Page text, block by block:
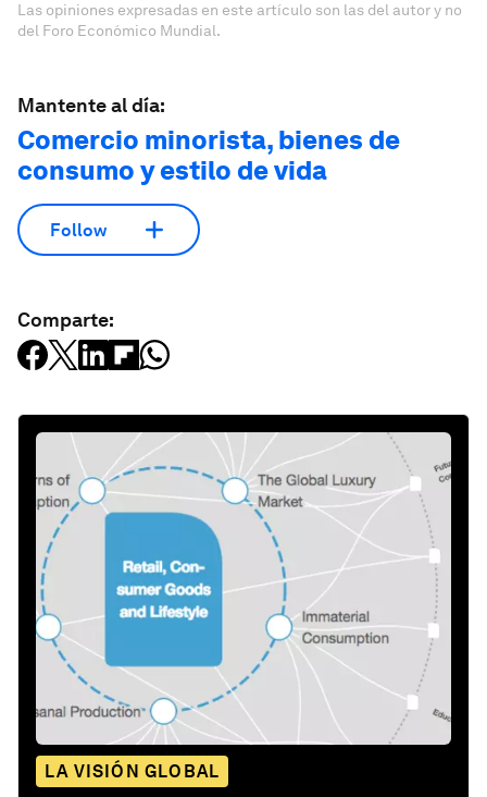
Las opiniones expresadas en este artículo son las del autor y no
del Foro Económico Mundial.
Mantente al día:
Comercio minorista, bienes de
consumo y estilo de vida
Follow
Comparte:
LA VISIÓN GLOBAL